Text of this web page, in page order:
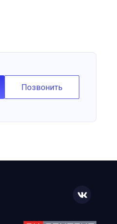
Позвонить